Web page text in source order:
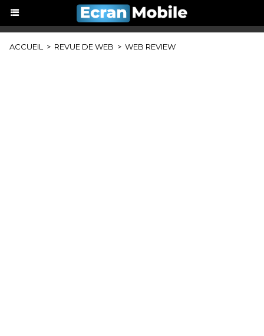
ACCUEIL > REVUE DE WEB > WEB REVIEW